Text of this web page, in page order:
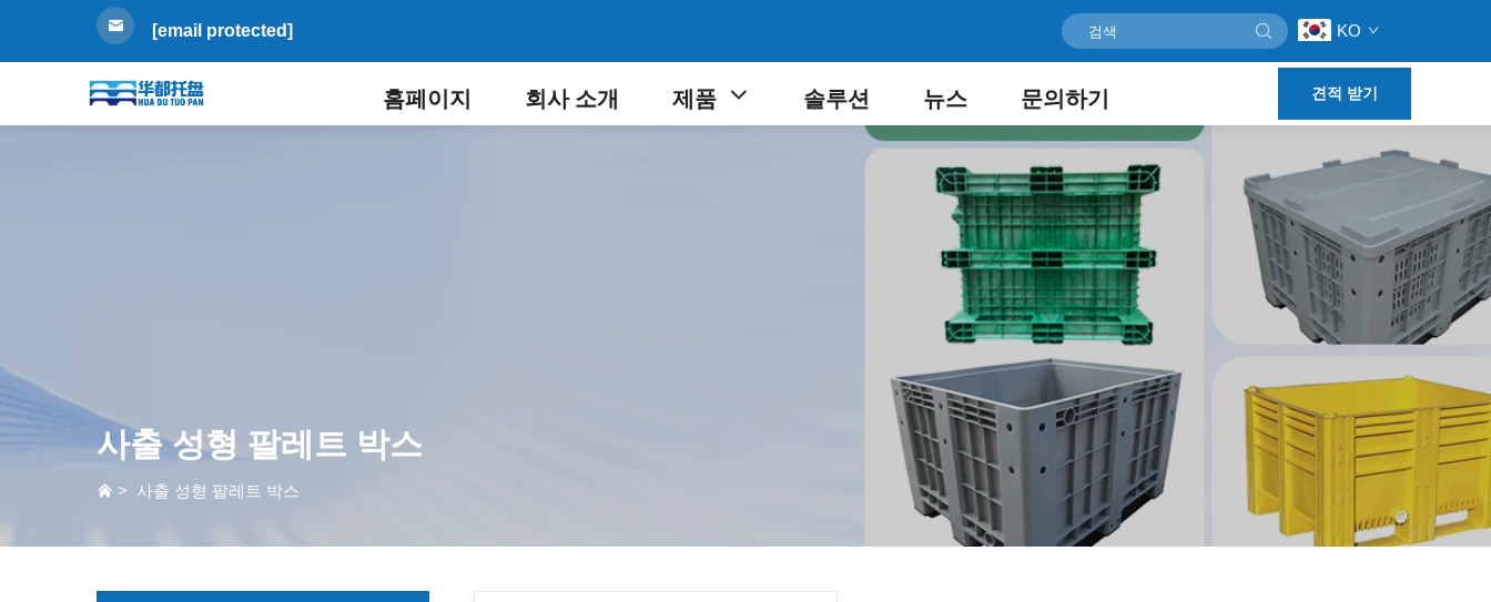
[email protected] KO
홈페이지 회사 소개 제품 솔루션 뉴스 문의하기 견적 받기
사출 성형 팔레트 박스
> 사출 성형 팔레트 박스